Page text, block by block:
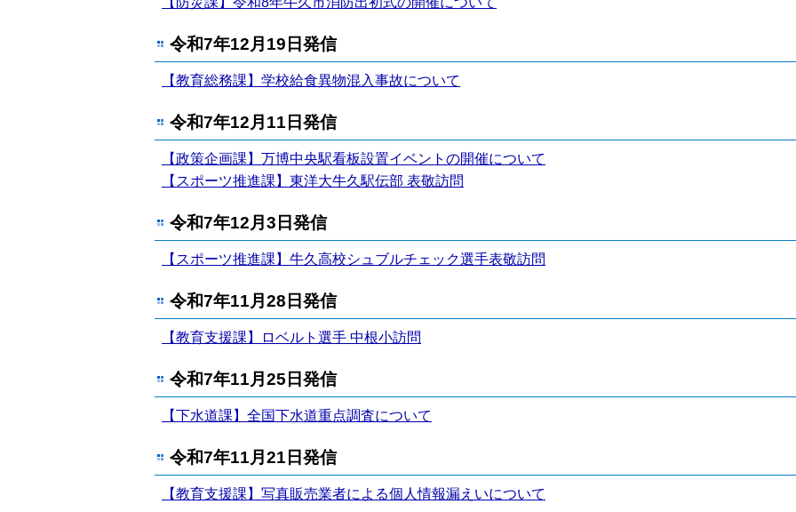
令和7年12月19日発信
【教育総務課】学校給食異物混入事故について
令和7年12月11日発信
【政策企画課】万博中央駅看板設置イベントの開催について
【スポーツ推進課】東洋大牛久駅伝部 表敬訪問
令和7年12月3日発信
【スポーツ推進課】牛久高校シュブルチェック選手表敬訪問
令和7年11月28日発信
【教育支援課】ロベルト選手 中根小訪問
令和7年11月25日発信
【下水道課】全国下水道重点調査について
令和7年11月21日発信
【教育支援課】写真販売業者による個人情報漏えいについて